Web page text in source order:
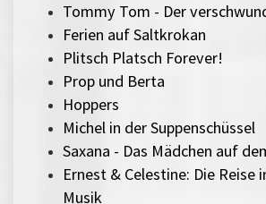
Tommy Tom - Der
Ferien auf Saltkrokan
Plitsch Platsch Forever!
Prop und Berta
Hoppers
Michel in der Suppenschüssel
Saxana - Das Mädchen auf
Ernest & Celestine: Die Reise
Musik